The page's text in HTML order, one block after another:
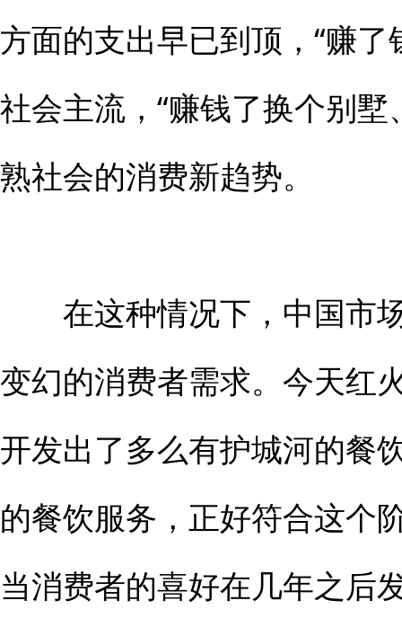
方面的支出早已到顶，“赚
社会主流，“赚钱了换个别
熟社会的消费新趋势。
在这种情况下，中国市
变幻的消费者需求。今天红
开发出了多么有护城河的餐
的餐饮服务，正好符合这个
当消费者的喜好在几年之后